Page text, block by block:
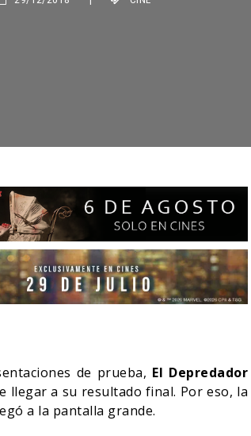
de prueba, El Depredador
llegar a su resultado final. Por eso, la
a la pantalla grande.